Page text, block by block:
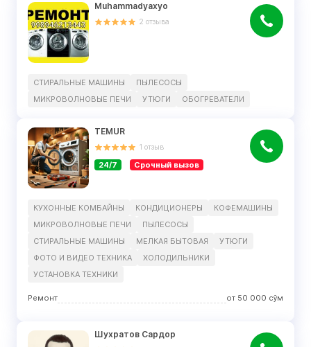
Muhammadyaxyo
2 отзыва
СТИРАЛЬНЫЕ МАШИНЫ
ПЫЛЕСОСЫ
МИКРОВОЛНОВЫЕ ПЕЧИ
УТЮГИ ОБОГРЕВАТЕЛИ
TEMUR
1 отзыв
24/7 Срочный вызов
КУХОННЫЕ КОМБАЙНЫ КОНДИЦИОНЕРЫ
КОФЕМАШИНЫ
МИКРОВОЛНОВЫЕ ПЕЧИ
ПЫЛЕСОСЫ
СТИРАЛЬНЫЕ МАШИНЫ
МЕЛКАЯ БЫТОВАЯ
УТЮГИ
ФОТО И ВИДЕО ТЕХНИКА
ХОЛОДИЛЬНИКИ
УСТАНОВКА ТЕХНИКИ
Ремонт от 50 000 сўм
Шухратов Сардор